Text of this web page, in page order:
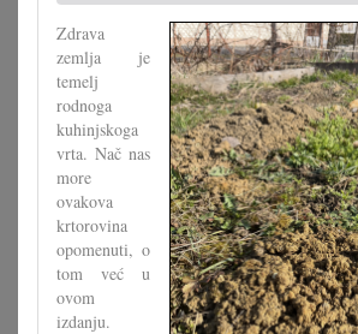
Zdrava
zemlja je
temelj
rodnoga
kuhinjskoga
vrta. Nač nas
more
ovakova
krtorovina
opomenuti, o
tom već u
ovom
izdanju.